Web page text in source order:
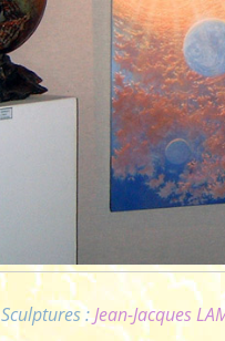
Sculptures :Jean-Jacques